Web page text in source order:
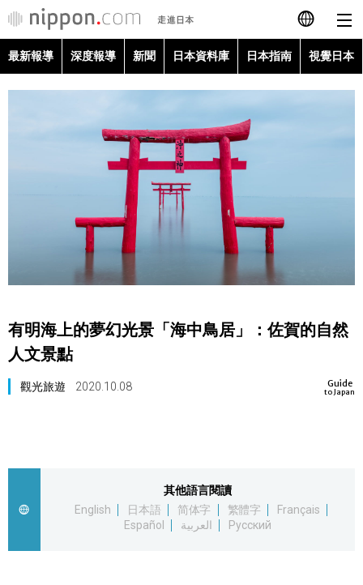
日本語
Español
العربية
日本指南
視覺日本
official SNS
最新報導 深度報導 新聞 日本資料庫 日本指南 視覺日本
有明海上的夢幻光景「海中鳥居」：佐賀的自然
人文景點
Guide
to Japan
觀光旅遊 2020.10.08
其他語言閱讀
English
日本語 简体字 繁體字
Français
Español
العربية Русский